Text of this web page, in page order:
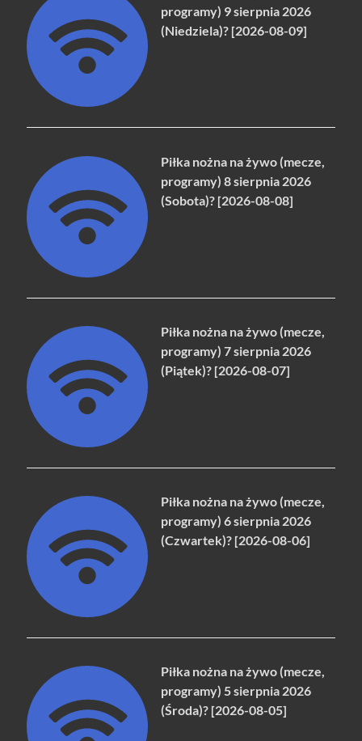
programy) 9 sierpnia 2026
(Niedziela)? [2026-08-09]
Piłka nożna na żywo (mecze,
programy) 8 sierpnia 2026
(Sobota)? [2026-08-08]
Piłka nożna na żywo (mecze,
programy) 7 sierpnia 2026
(Piątek)? [2026-08-07]
Piłka nożna na żywo (mecze,
programy) 6 sierpnia 2026
(Czwartek)? [2026-08-06]
Piłka nożna na żywo (mecze,
programy) 5 sierpnia 2026
(Środa)? [2026-08-05]